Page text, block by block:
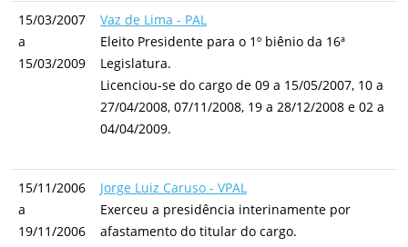
15/03/2007
a
15/03/2009
Vaz de Lima - PAL
Eleito Presidente para o 1º biênio da 16ª
Legislatura.
Licenciou-se do cargo de 09 a 15/05/2007, 10 a
27/04/2008, 07/11/2008, 19 a 28/12/2008 e 02 a
04/04/2009.
15/11/2006
a
19/11/2006
Jorge Luiz Caruso - VPAL
Exerceu a presidência interinamente por
afastamento do titular do cargo.